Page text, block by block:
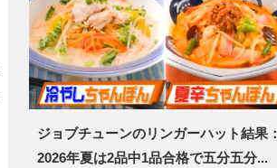
ジョブチューンのリンガーハット結果：
2026年夏は2品中1品合格で五分五分...